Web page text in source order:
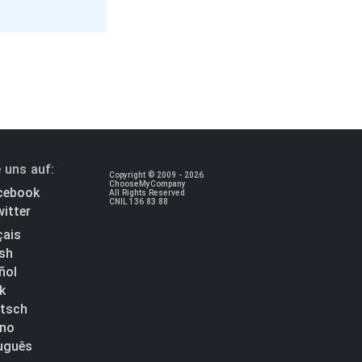
uns auf:
Copyright © 2009 - 2026
ChooseMyCompany
All Rights Reserved
CNIL 136 83 88